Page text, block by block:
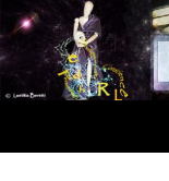
Aller
au
contenu